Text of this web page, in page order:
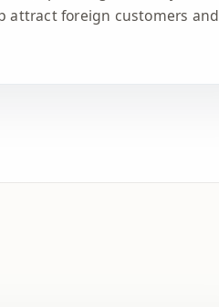
attract foreign customers and